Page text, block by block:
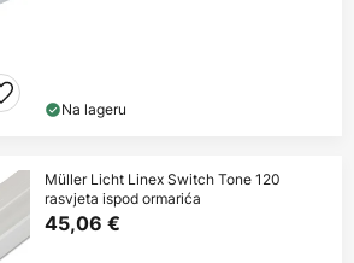
Na lageru
Müller Licht Linex Switch Tone 120
rasvjeta ispod ormarića
45,06 €